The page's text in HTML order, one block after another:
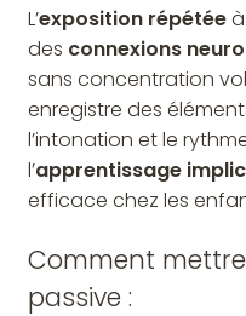
L’exposition répétée
des connexions
sans concentration
enregistre des
l’intonation et le
l’apprentissage
efficace chez les
Comment
passive :